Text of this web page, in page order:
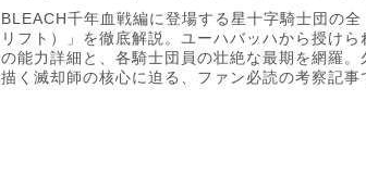
BLEACH千年血戦編に登場する星十字騎士団の全
リフト）」を徹底解説。ユーハバッハから授け
の能力詳細と、各騎士団員の壮絶な最期を網羅。
描く滅却師の核心に迫る、ファン必読の考察記事